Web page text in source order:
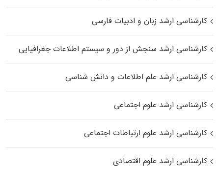
کارشناسی ارشد زبان و ادبیات فارسی
کارشناسی ارشد سنجش از دور و سیستم اطلاعات جغرافیایی
کارشناسی ارشد علم اطلاعات و دانش شناسی
کارشناسی ارشد علوم اجتماعی
کارشناسی ارشد علوم ارتباطات اجتماعی
کارشناسی ارشد علوم اقتصادی